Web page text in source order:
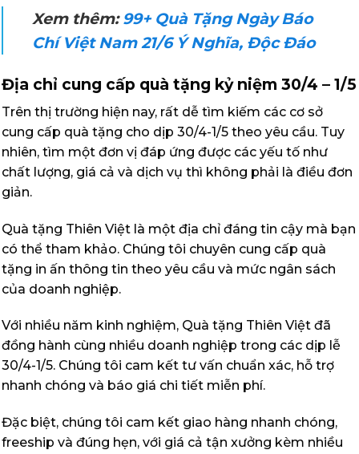
Xem thêm:99+ Quà Tặng Ngày Báo
Chí Việt Nam 21/6 Ý Nghĩa, Độc Đáo
Địa chỉ cung cấp quà tặng kỷ niệm 30/4 – 1/5
Trên thị trường hiện nay, rất dễ tìm kiếm các cơ sở
cung cấp quà tặng cho dịp 30/4-1/5 theo yêu cầu. Tuy
nhiên, tìm một đơn vị đáp ứng được các yếu tố như
chất lượng, giá cả và dịch vụ thì không phải là điều đơn
giản.
Quà tặng Thiên Việt là một địa chỉ đáng tin cậy mà bạn
có thể tham khảo. Chúng tôi chuyên cung cấp quà
tặng in ấn thông tin theo yêu cầu và mức ngân sách
của doanh nghiệp.
Với nhiều năm kinh nghiệm, Quà tặng Thiên Việt đã
đồng hành cùng nhiều doanh nghiệp trong các dịp lễ
30/4-1/5. Chúng tôi cam kết tư vấn chuẩn xác, hỗ trợ
nhanh chóng và báo giá chi tiết miễn phí.
Đặc biệt, chúng tôi cam kết giao hàng nhanh chóng,
freeship và đúng hẹn, với giá cả tận xưởng kèm nhiều